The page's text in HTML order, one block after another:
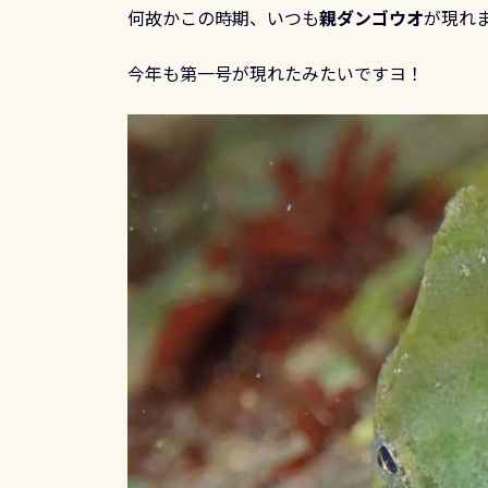
何故かこの時期、いつも親ダンゴウオが現れ
今年も第一号が現れたみたいですヨ！